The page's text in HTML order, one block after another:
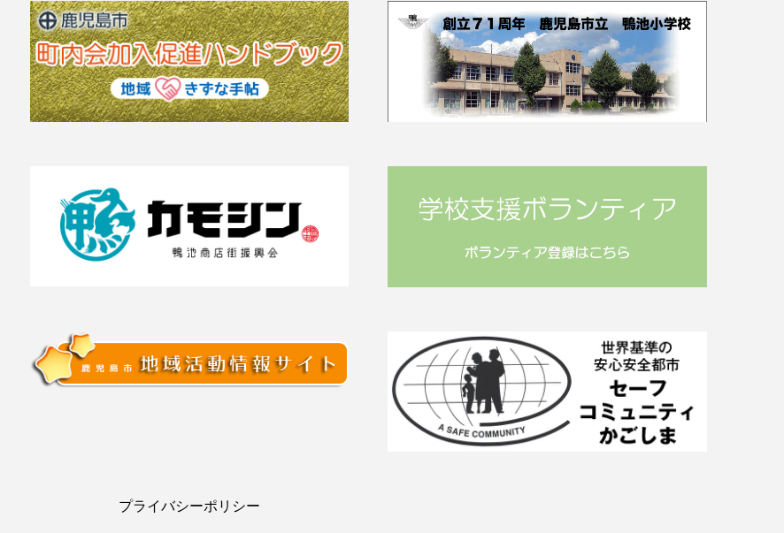
プライバシーポリシー